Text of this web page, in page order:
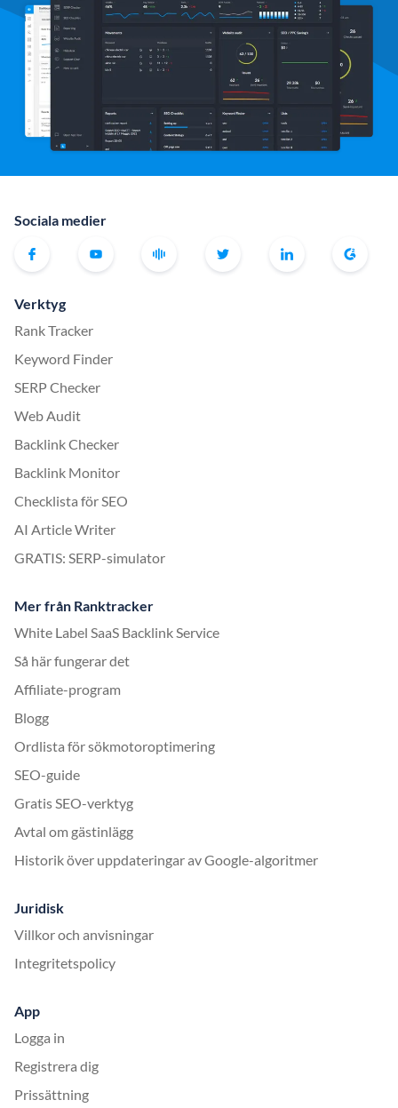
Sociala medier
Verktyg
Rank Tracker
Keyword Finder
SERP Checker
Web Audit
Backlink Checker
Backlink Monitor
Checklista för SEO
AI Article Writer
GRATIS: SERP-simulator
Mer från Ranktracker
White Label SaaS Backlink Service
Så här fungerar det
Affiliate-program
Blogg
Ordlista för sökmotoroptimering
SEO-guide
Gratis SEO-verktyg
Avtal om gästinlägg
Historik över uppdateringar av Google-algoritmer
Juridisk
Villkor och anvisningar
Integritetspolicy
App
Logga in
Registrera dig
Prissättning